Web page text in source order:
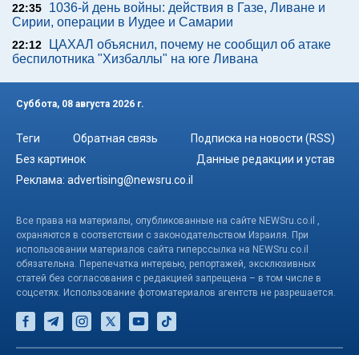
22:35
1036-й день войны: действия в Газе, Ливане и
Сирии, операции в Иудее и Самарии
22:12
ЦАХАЛ объяснил, почему не сообщил об атаке
беспилотника "Хизбаллы" на юге Ливана
Суббота, 08 августа 2026 г.
Теги Обратная связь
Подписка на новости (RSS)
Без картинок
Данные редакции и устав
Реклама: advertising@newsru.co.il
Все права на материалы, опубликованные на сайте NEWSru.co.il ,
охраняются в соответствии с законодательством Израиля. При
использовании материалов сайта гиперссылка на NEWSru.co.il
обязательна. Перепечатка интервью, репортажей, эксклюзивных
статей без согласования с редакцией запрещена – в том числе в
соцсетях. Использование фотоматериалов агентств не разрешается.